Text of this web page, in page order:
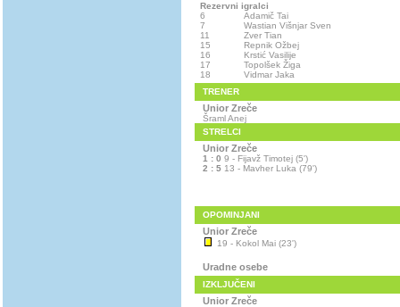
Rezervni igralci
6
Adamič Tai
7
Wastian Višnjar Sven
11
Zver Tian
15
Repnik Ožbej
16
Krstić Vasilije
17
Topolšek Žiga
18
Vidmar Jaka
TRENER
Unior Zreče
Šraml Anej
STRELCI
Unior Zreče
1 : 0 9 - Fijavž Timotej (5')
2 : 5 13 - Mavher Luka (79')
OPOMINJANI
Unior Zreče
19 - Kokol Mai (23')
Uradne osebe
IZKLJUČENI
Unior Zreče